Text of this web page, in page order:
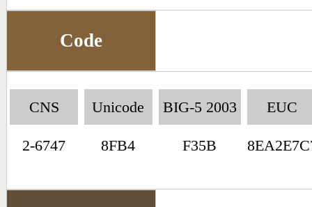
Code
CNS
2-6747
Unicode
8FB4
BIG-5 2003
F35B
EUC